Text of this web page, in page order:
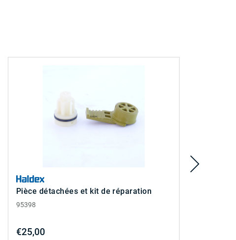
Pièce détachées et kit de réparation
95398
€25,00